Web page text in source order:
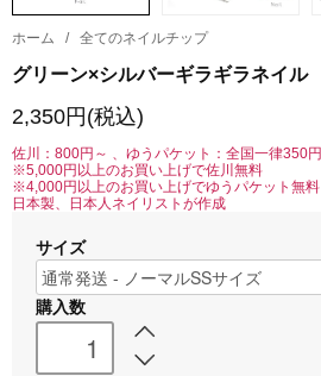
ホーム / 全てのネイルチップ
グリーン×シルバーギラギラネイル
2,350円(税込)
佐川：800円～ 、ゆうパケット：全国一律350円
※5,000円以上のお買い上げで佐川無料
※4,000円以上のお買い上げでゆうパケット無料
日本製、日本人ネイリストが作成
サイズ
購入数